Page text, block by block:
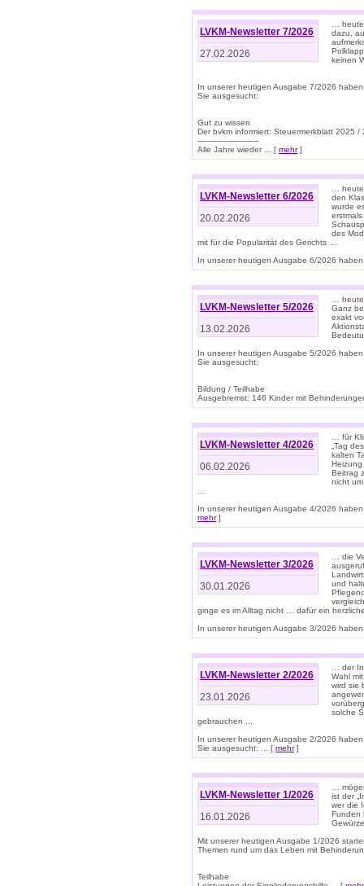
LVKM-Newsletter 7/2026
27.02.2026
…
dazu,
keinen
In unserer heutigen Ausgabe 7/2026
Sie ausgesucht:
Gut zu wissen
Der bvkm informiert: Steuermerkblatt 2025 /
-------------------------
Alle Jahre wieder ... [ mehr]
LVKM-Newsletter 6/2026
20.02.2026
…
den
wurde
des
mit für die Popularität des Gerichts …
In unserer heutigen Ausgabe 6/2026
LVKM-Newsletter 5/2026
13.02.2026
…
Ganz
exakt
In unserer heutigen Ausgabe 5/2026
Sie ausgesucht:
Bildung / Teilhabe
Ausgebremst: 146 Kinder mit
LVKM-Newsletter 4/2026
06.02.2026
… für
„Tag
kalten
Beitrag
nicht
In unserer heutigen Ausgabe 4/2026
mehr]
LVKM-Newsletter 3/2026
30.01.2026
… die
und
ginge es im Alltag nicht … dafür ein
In unserer heutigen Ausgabe 3/2026
LVKM-Newsletter 2/2026
23.01.2026
… der
Wahl
wird sie
solche
gebrauchen ...
In unserer heutigen Ausgabe 2/2026
Sie ausgesucht: ... [ mehr]
LVKM-Newsletter 1/2026
16.01.2026
…
ist der
wer die
Funden
Mit unserer heutigen Ausgabe 1/2026
Themen rund um das Leben mit
Teilhabe